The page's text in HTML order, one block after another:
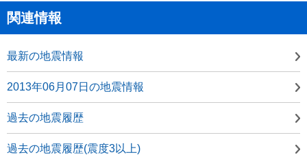
関連情報
最新の地震情報
2013年06月07日の地震情報
過去の地震履歴
過去の地震履歴(震度3以上)